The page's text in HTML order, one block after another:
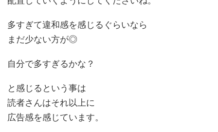
多すぎて違和感を感じるぐらいなら
まだ少ない方が◎
自分で多すぎるかな？
と感じるという事は
読者さんはそれ以上に
広告感を感じています。